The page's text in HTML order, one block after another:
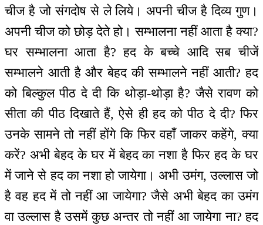
चीज है जो संगदोष से ले लिये। अपनी चीज है दिव्य गुण।
अपनी चीज को छोड़ देते हो। सम्भालना नहीं आता है क्या?
घर सम्भालना आता है? हद के बच्चे आदि सब चीजें
सम्भालने आती है और बेहद की सम्भालने नहीं आती? हद
को बिल्कुल पीठ दे दी कि थोड़ा-थोड़ा है? जैसे रावण को
सीता की पीठ दिखाते हैं, ऐसे ही हद को पीठ दे दी? फिर
उनके सामने तो नहीं होंगे कि फिर वहाँ जाकर कहेंगे, क्या
करें? अभी बेहद के घर में बेहद का नशा है फिर हद के घर
में जाने से हद का नशा हो जायेगा। अभी उमंग, उल्लास जो
है वह हद में तो नहीं आ जायेगा? जैसे अभी बेहद का उमंग
वा उल्लास है उसमें कुछ अन्तर तो नहीं आ जायेगा ना? हद